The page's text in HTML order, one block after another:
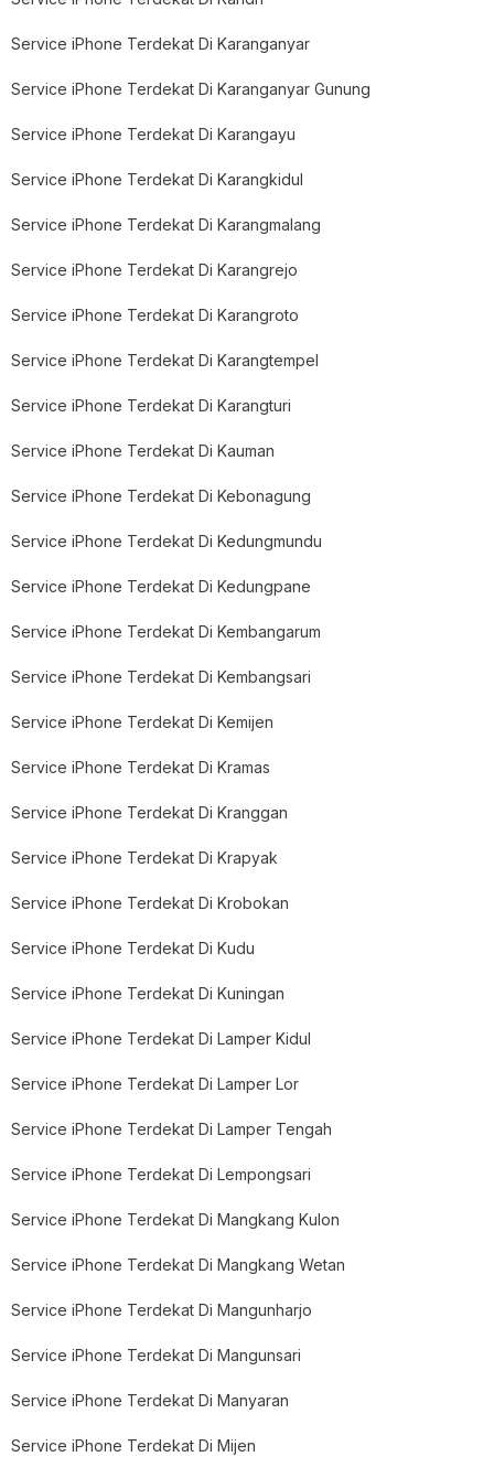
Service iPhone Terdekat Di Karanganyar
Service iPhone Terdekat Di Karanganyar Gunung
Service iPhone Terdekat Di Karangayu
Service iPhone Terdekat Di Karangkidul
Service iPhone Terdekat Di Karangmalang
Service iPhone Terdekat Di Karangrejo
Service iPhone Terdekat Di Karangroto
Service iPhone Terdekat Di Karangtempel
Service iPhone Terdekat Di Karangturi
Service iPhone Terdekat Di Kauman
Service iPhone Terdekat Di Kebonagung
Service iPhone Terdekat Di Kedungmundu
Service iPhone Terdekat Di Kedungpane
Service iPhone Terdekat Di Kembangarum
Service iPhone Terdekat Di Kembangsari
Service iPhone Terdekat Di Kemijen
Service iPhone Terdekat Di Kramas
Service iPhone Terdekat Di Kranggan
Service iPhone Terdekat Di Krapyak
Service iPhone Terdekat Di Krobokan
Service iPhone Terdekat Di Kudu
Service iPhone Terdekat Di Kuningan
Service iPhone Terdekat Di Lamper Kidul
Service iPhone Terdekat Di Lamper Lor
Service iPhone Terdekat Di Lamper Tengah
Service iPhone Terdekat Di Lempongsari
Service iPhone Terdekat Di Mangkang Kulon
Service iPhone Terdekat Di Mangkang Wetan
Service iPhone Terdekat Di Mangunharjo
Service iPhone Terdekat Di Mangunsari
Service iPhone Terdekat Di Manyaran
Service iPhone Terdekat Di Mijen